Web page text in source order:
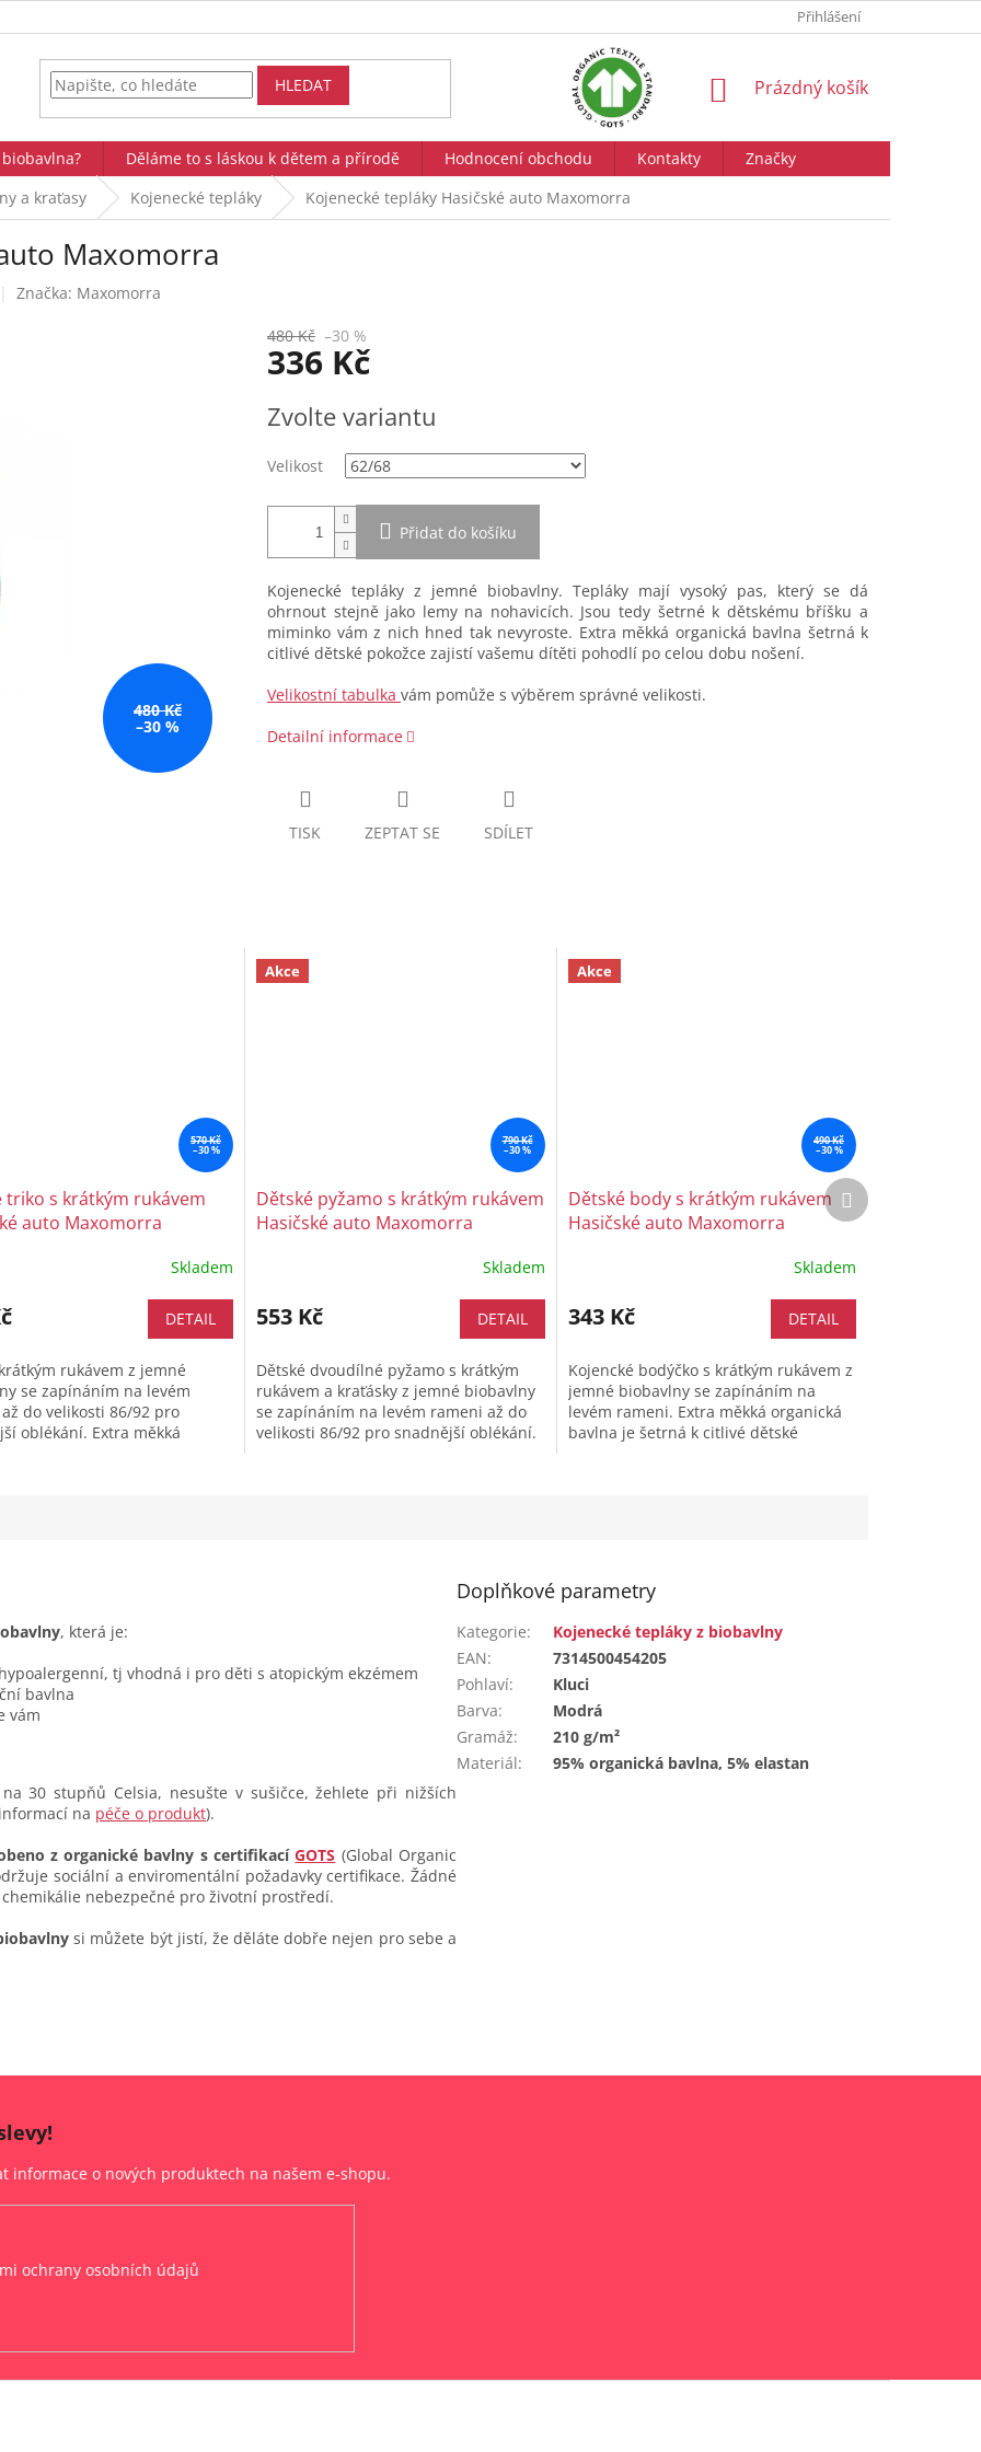
Přihlášení
HLEDAT
NÁKUPNÍ
Prázdný košík
biobavlna? Děláme to s láskou k dětem a přírodě Hodnocení obchodu Kontakty
Značky
a kraťasy Kojenecké tepláky Kojenecké tepláky Hasičské auto Maxomorra
Maxomorra
Značka: Maxomorra
480 Kč
–30 %
480 Kč –30 %
336 Kč
cena:
Zvolte variantu
Velikost
Přidat do košíku
Kojenecké tepláky z jemné biobavlny. Tepláky mají vysoký pas, který se dá
ohrnout stejně jako lemy na nohavicích. Jsou tedy šetrné k dětskému bříšku a
miminko vám z nich hned tak nevyroste. Extra měkká organická bavlna šetrná k
citlivé dětské pokožce zajistí vašemu dítěti pohodlí po celou dobu nošení.
Velikostní tabulka vám pomůže s výběrem správné velikosti.
Detailní informace
TISK ZEPTAT SE SDÍLET
570 Kč
–30 %
triko s krátkým rukávem
auto Maxomorra
Skladem
DETAIL
rukávem z jemné
se zapínáním na levém
do velikosti 86/92 pro
oblékání. Extra měkká
Akce
790 Kč
–30 %
Dětské pyžamo s krátkým rukávem
Hasičské auto Maxomorra
Skladem
553 Kč DETAIL
Dětské dvoudílné pyžamo s krátkým
rukávem a kraťásky z jemné biobavlny
se zapínáním na levém rameni až do
velikosti 86/92 pro snadnější oblékání.
Akce
490 Kč
–30 %
Dětské body s krátkým rukávem
Hasičské auto Maxomorra
Skladem
343 Kč DETAIL
Kojencké bodýčko s krátkým rukávem z
jemné biobavlny se zapínáním na
levém rameni. Extra měkká organická
bavlna je šetrná k citlivé dětské
Další
produkt
, která je:
tj vhodná i pro děti s atopickým ekzémem
bavlna
vám
30 stupňů Celsia, nesušte v sušičce, žehlete při nižších
na péče o produkt).
z organické bavlny s certifikacíGOTS (Global Organic
sociální a enviromentální požadavky certifikace. Žádné
nebezpečné pro životní prostředí.
si můžete být jistí, že děláte dobře nejen pro sebe a
Doplňkové parametry
Kategorie:
Kojenecké tepláky z biobavlny
EAN:
7314500454205
Pohlaví:
Kluci
Barva:
Modrá
Gramáž:
210 g/m²
Materiál: 95% organická bavlna, 5% elastan
informace o nových produktech na našem e-shopu.
ochrany osobních údajů